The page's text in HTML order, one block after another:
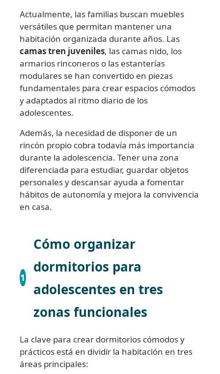
Actualmente, las familias buscan muebles
versátiles que permitan mantener una
habitación organizada durante años. Las
camas tren juveniles, las camas nido, los
armarios rinconeros o las estanterías
modulares se han convertido en piezas
fundamentales para crear espacios cómodos
y adaptados al ritmo diario de los
adolescentes.
Además, la necesidad de disponer de un
rincón propio cobra todavía más importancia
durante la adolescencia. Tener una zona
diferenciada para estudiar, guardar objetos
personales y descansar ayuda a fomentar
hábitos de autonomía y mejora la convivencia
en casa.
1
Cómo organizar
dormitorios para
adolescentes en tres
zonas funcionales
La clave para crear dormitorios cómodos y
prácticos está en dividir la habitación en tres
áreas principales: